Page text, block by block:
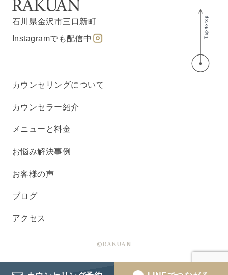
石川県金沢市三口新町
Instagramでも配信中
カウンセリングについて
カウンセラー紹介
メニューと料金
お悩み解決事例
お客様の声
ブログ
アクセス
©RAKUAN